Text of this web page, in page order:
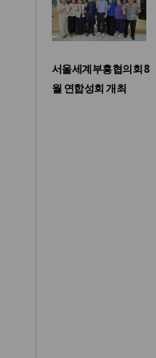
서울세계부흥협의회 8
월 연합성회 개최